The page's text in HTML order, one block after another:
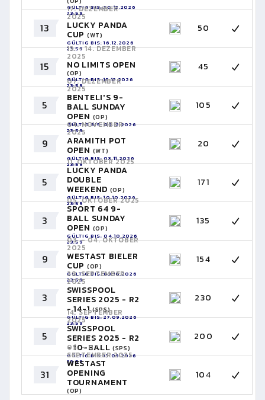
GÜLTIG BIS: 20.12.2026
23:59
13
17. DEZEMBER
2025
LUCKY PANDA
CUP (WT)
GÜLTIG BIS: 16.12.2026
23:59
50
15
13. - 14. DEZEMBER
2025
NO LIMITS OPEN
(OP)
GÜLTIG BIS: 13.12.2026
23:59
45
5
07. DEZEMBER
2025
BENTELI'S 9-
BALL SUNDAY
OPEN (OP)
GÜLTIG BIS: 06.12.2026
23:59
105
9
04. NOVEMBER
2025
ARAMITH POT
OPEN (WT)
GÜLTIG BIS: 03.11.2026
23:59
20
5
11. OKTOBER 2025
LUCKY PANDA
DOUBLE
WEEKEND (OP)
GÜLTIG BIS: 10.10.2026
23:59
171
3
05. OKTOBER 2025
SPORT 64 9-
BALL SUNDAY
OPEN (OP)
GÜLTIG BIS: 04.10.2026
23:59
135
9
03. - 04. OKTOBER
2025
WESTAST BIELER
CUP (OP)
GÜLTIG BIS: 03.10.2026
23:59
154
3
28. SEPTEMBER
2025
SWISSPOOL
SERIES 2025 - R2
- 14-1(SPS)
GÜLTIG BIS: 27.09.2026
23:59
230
5
14. SEPTEMBER
2025
SWISSPOOL
SERIES 2025 - R2
- 10-BALL (SPS)
GÜLTIG BIS: 13.09.2026
23:59
200
31
05. - 07.
SEPTEMBER 2025
WESTAST
OPENING
TOURNAMENT
(OP)
GÜLTIG BIS: 06.09.2026
104